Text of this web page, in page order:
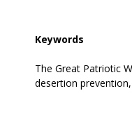
Keywords
The Great Patriotic
desertion